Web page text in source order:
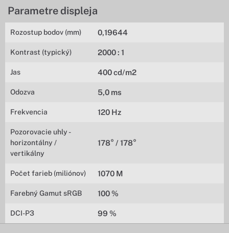
Parametre displeja
Rozostup bodov (mm) 0,19644
Kontrast (typický) 2000 : 1
Jas 400 cd/m2
Odozva 5,0 ms
Frekvencia 120 Hz
Pozorovacie uhly -
horizontálny /
vertikálny
178° / 178°
Počet farieb (miliónov) 1070 M
Farebný Gamut sRGB 100 %
DCI-P3 99 %